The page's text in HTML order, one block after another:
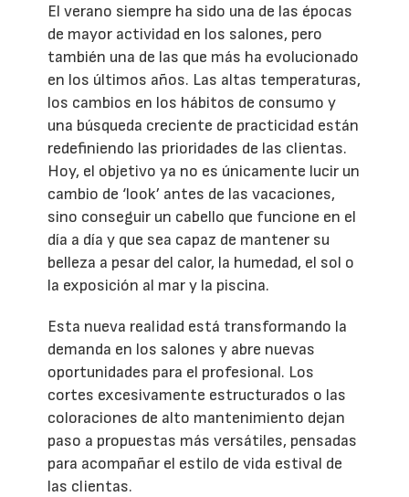
El verano siempre ha sido una de las épocas
de mayor actividad en los salones, pero
también una de las que más ha evolucionado
en los últimos años. Las altas temperaturas,
los cambios en los hábitos de consumo y
una búsqueda creciente de practicidad están
redefiniendo las prioridades de las clientas.
Hoy, el objetivo ya no es únicamente lucir un
cambio de ‘look’ antes de las vacaciones,
sino conseguir un cabello que funcione en el
día a día y que sea capaz de mantener su
belleza a pesar del calor, la humedad, el sol o
la exposición al mar y la piscina.
Esta nueva realidad está transformando la
demanda en los salones y abre nuevas
oportunidades para el profesional. Los
cortes excesivamente estructurados o las
coloraciones de alto mantenimiento dejan
paso a propuestas más versátiles, pensadas
para acompañar el estilo de vida estival de
las clientas.